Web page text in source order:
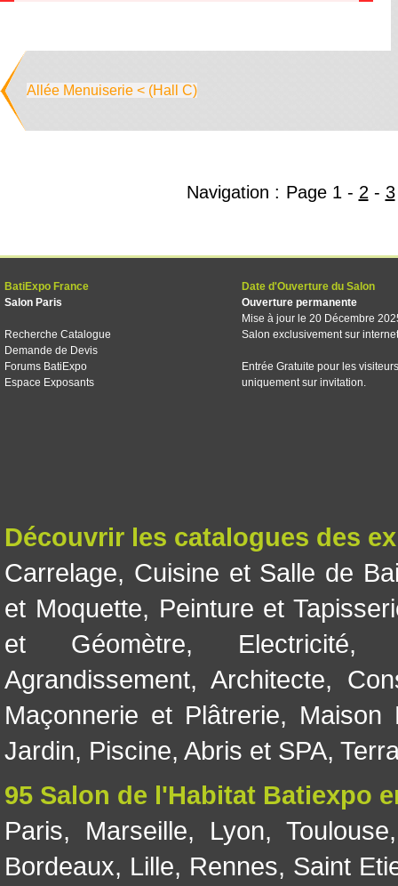
Allée Menuiserie < (Hall C)
Navigation : Page 1 - 2 - 3
BatiExpo France
Salon Paris
Recherche Catalogue
Demande de Devis
Forums BatiExpo
Espace Exposants
Date d'Ouverture du Salon
Ouverture permanente
Mise à jour le 20 Décembre
Salon exclusivement sur internet
Entrée Gratuite pour les visiteurs
uniquement sur invitation.
Découvrir les catalogues des
Carrelage, Cuisine et Salle de
et Moquette, Peinture et
et Géomètre, Electricité
Agrandissement, Architecte,
Maçonnerie et Plâtrerie, Maison
Jardin, Piscine, Abris et SPA,
95 Salon de l'Habitat Batiexpo
Paris, Marseille, Lyon, Toulouse
Bordeaux, Lille, Rennes, Saint